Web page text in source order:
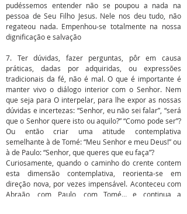
pudéssemos entender não se poupou a nada na
pessoa de Seu Filho Jesus. Nele nos deu tudo, não
regateou nada. Empenhou-se totalmente na nossa
dignificação e salvação
7. Ter dúvidas, fazer perguntas, pôr em causa
práticas, dadas por adquiridas, ou expressões
tradicionais da fé, não é mal. O que é importante é
manter vivo o diálogo interior com o Senhor. Nem
que seja para O interpelar, para lhe expor as nossas
dúvidas e incertezas: “Senhor, eu não sei falar”, “será
que o Senhor quere isto ou aquilo?” “Como pode ser”?
Ou então criar uma atitude contemplativa
semelhante à de Tomé: “Meu Senhor e meu Deus!” ou
à de Paulo: “Senhor, que queres que eu faça”?
Curiosamente, quando o caminho do crente contem
esta dimensão contemplativa, reorienta-se em
direção nova, por vezes impensável. Aconteceu com
Abraão, com Paulo, com Tomé… e continua a